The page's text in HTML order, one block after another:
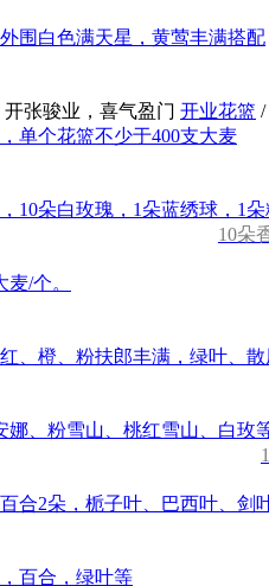
开张骏业，喜气盈门 开业花篮 /
10朵